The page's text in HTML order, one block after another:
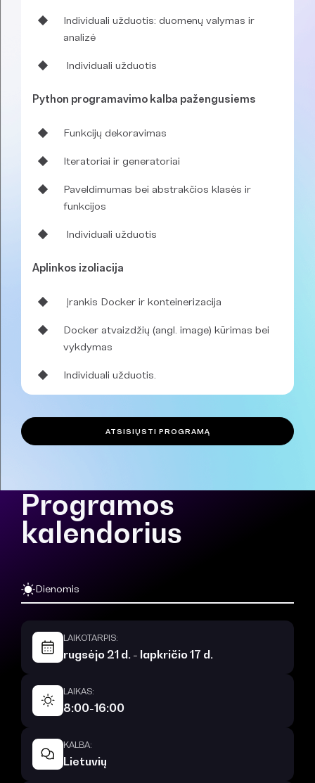
Individuali užduotis: duomenų valymas ir
analizė
Individuali užduotis
Python programavimo kalba pažengusiems
Funkcijų dekoravimas
Iteratoriai ir generatoriai
Paveldimumas bei abstrakčios klasės ir
funkcijos
Individuali užduotis
Aplinkos izoliacija
Įrankis Docker ir konteinerizacija
Docker atvaizdžių (angl. image) kūrimas bei
vykdymas
Individuali užduotis.
ATSISIŲSTI PROGRAMĄ
Programos
kalendorius
Dienomis
LAIKOTARPIS:
rugsėjo 21 d. - lapkričio 17 d.
LAIKAS:
8:00-16:00
KALBA:
Lietuvių